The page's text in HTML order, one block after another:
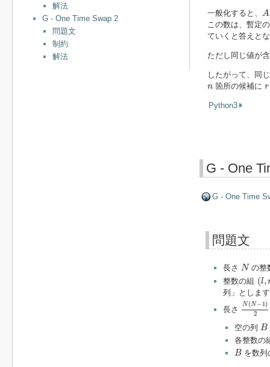
解法
G - One Time Swap 2
問題文
制約
解法
一般化すると、 A
Ai
この数は、暫定
ていくと答えと
ただし同じ値が
したがって、同
n
n箇所の候補に r
r
Python3
G - One
G - One Time
問題文
長さ N
N の整
整数の組 (l,
(l,
列」としま
長さ
N (N −1)
2
N(N 1
空の列 B
B
各整数の
B
B を数列